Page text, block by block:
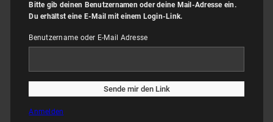
Bitte gib deinen Benutzernamen oder deine Mail-Adresse ein.
Du erhältst eine E-Mail mit einem Login-Link.
Benutzername oder E-Mail Adresse
Anmelden